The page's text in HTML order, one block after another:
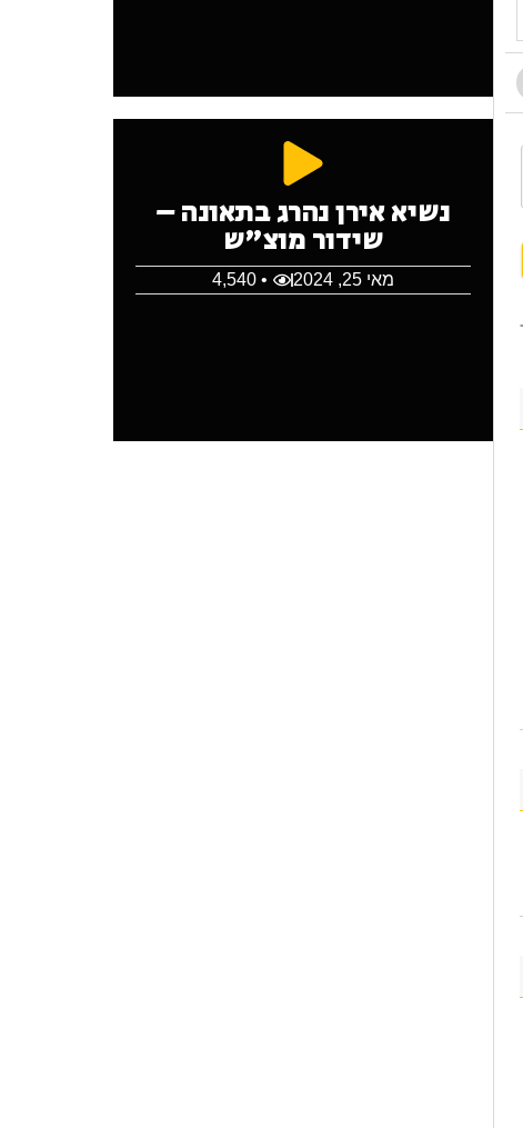
נשיא אירן נהרג בתאונה –
שידור מוצ"ש
מאי 25, 2024 • 4,540